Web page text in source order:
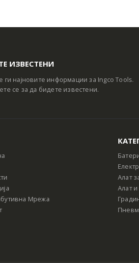
ИЗВЕСТЕНИ
ги најновите информации за Ingco Tools.
се за да бидете известени.
Мрежа
Алат
Алат